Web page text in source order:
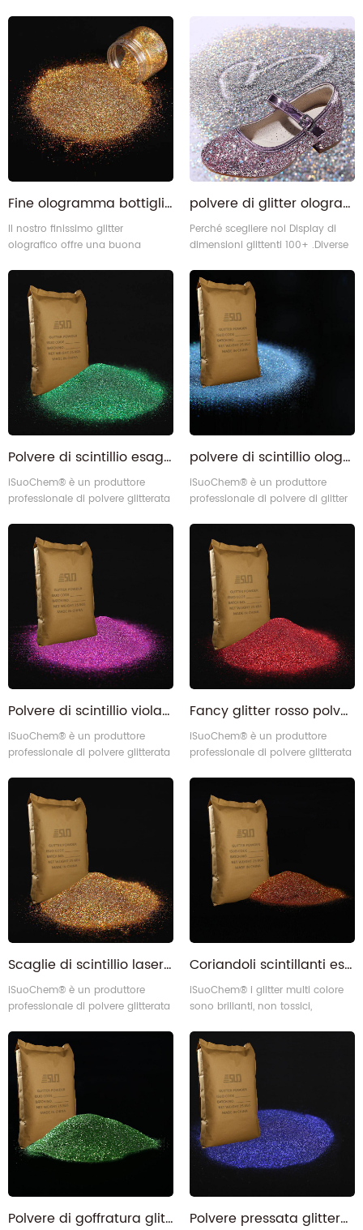
fantastico look quotidiano, rendi
infinite le possibilità della
bellezza! Lo scintillio ultra
scintillante è disponibile in varie
sfumature sorprendenti, mix o
uso individuale, soddisfa tutte le
tue scelte di makeup art!
lucentezza olografica, sicurezza al
100% e facile da usare/lavare.
Fine ologramma bottiglia di scintillio Fine brillante brillante per l'artigianato
Il nostro finissimo glitter
olografico offre una buona
È ideale per rivestire superfici
come bicchieri da vino o cornici
in legno.
polvere di glitter olografici per scarpe per bambini
Perché scegliere noi Display di
dimensioni glittenti 100+ .Diverse
produzione garanzia di qualità
Certificazioni
Polvere di scintillio esagonale di colore verde
iSuoChem® è un produttore
professionale di polvere glitterata
taglio di precisione conquista
sempre tutti i settori correlati di
soddisfazione dei clienti. La
nostra polvere glitterata laser è
conforme allo SGS, formaldeide
libera, BPA libero (bisfenolo A
libero).
polvere di scintillio olografica fine blu laser all'ingrosso
iSuoChem® è un produttore
professionale di polvere di glitter
taglio di precisione conquista
sempre tutti i settori correlati per
la soddisfazione dei clienti. la
nostra polvere di glitter laser è
conforme a SGS, senza
formaldeide, senza bpa
(bisfenolo libero A).
Polvere di scintillio viola del laser del borgogna all'ingrosso
iSuoChem® è un produttore
professionale di polvere glitterata
taglio di precisione conquista
sempre tutti i settori correlati di
soddisfazione dei clienti. La
nostra polvere glitterata laser è
conforme allo SGS, formaldeide
libera, BPA libero (bisfenolo A
libero).
Fancy glitter rosso polvere glitterata al laser
iSuoChem® è un produttore
professionale di polvere glitterata
taglio di precisione conquista
sempre tutti i settori correlati di
soddisfazione dei clienti. La
nostra polvere glitterata laser è
conforme allo SGS, formaldeide
libera, BPA libero (bisfenolo A
libero).
Scaglie di scintillio laser oro olografico
iSuoChem® è un produttore
professionale di polvere glitterata
taglio di precisione conquista
sempre tutti i settori correlati di
soddisfazione dei clienti. La
nostra polvere glitterata laser è
conforme allo SGS, formaldeide
libera, BPA libero (bisfenolo A
libero).
Coriandoli scintillanti esagoni multicolore
iSuoChem® i glitter multi colore
sono brillanti, non tossici,
polvere multi glitter è conforme
allo SGS, formaldeide libera, BPA
libero (bisfenolo A libero).
Polvere di goffratura glitterata con iniezione di plastica verde smeraldo Polvere pressata glitterata con rivestimento in pelle blu zaffiro